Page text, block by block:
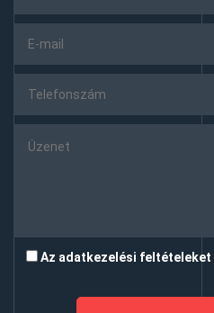
Az adatkezelési feltételeket